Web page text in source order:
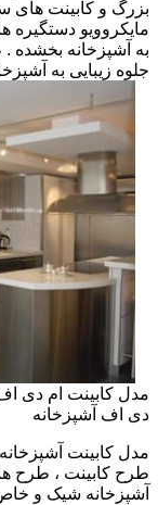
مایکروویو
به آشپزخانه
جلوه زیبایی به
دی اف آشپزخانه
طرح کابینت ، طرح
آشپزخانه شیک و